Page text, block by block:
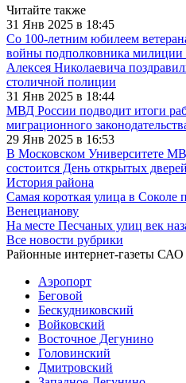
Читайте также
31 Янв 2025 в 18:45
Со 100-летним юбилеем
войны подполковника милиции
Алексея Николаевича
столичной полиции
31 Янв 2025 в 18:44
МВД России подводит итоги
миграционного
29 Янв 2025 в 16:53
В Московском Университете
состоится День открытых дверей
История района
Самая короткая улица в
Венецианову
На месте Песчаных улиц век
Все новости рубрики
Районные интернет-газеты САО
Аэропорт
Беговой
Бескудниковский
Войковский
Восточное Дегунино
Головинский
Дмитровский